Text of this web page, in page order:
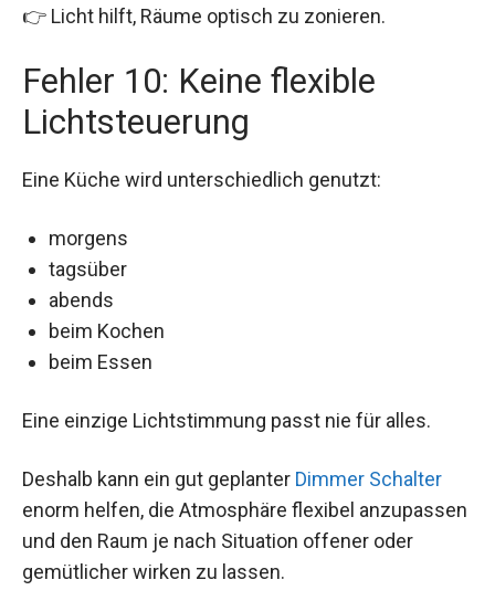
👉 Licht hilft, Räume optisch zu zonieren.
Fehler 10: Keine flexible
Lichtsteuerung
Eine Küche wird unterschiedlich genutzt:
morgens
tagsüber
abends
beim Kochen
beim Essen
Eine einzige Lichtstimmung passt nie für alles.
Deshalb kann ein gut geplanter Dimmer Schalter
enorm helfen, die Atmosphäre flexibel anzupassen
und den Raum je nach Situation offener oder
gemütlicher wirken zu lassen.